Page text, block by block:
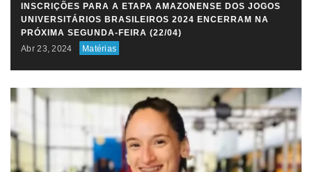
INSCRIÇÕES PARA A ETAPA AMAZONENSE DOS JOGOS
UNIVERSITÁRIOS BRASILEIROS 2024 ENCERRAM NA
PRÓXIMA SEGUNDA-FEIRA (22/04)
Abr 23, 2024
Matérias